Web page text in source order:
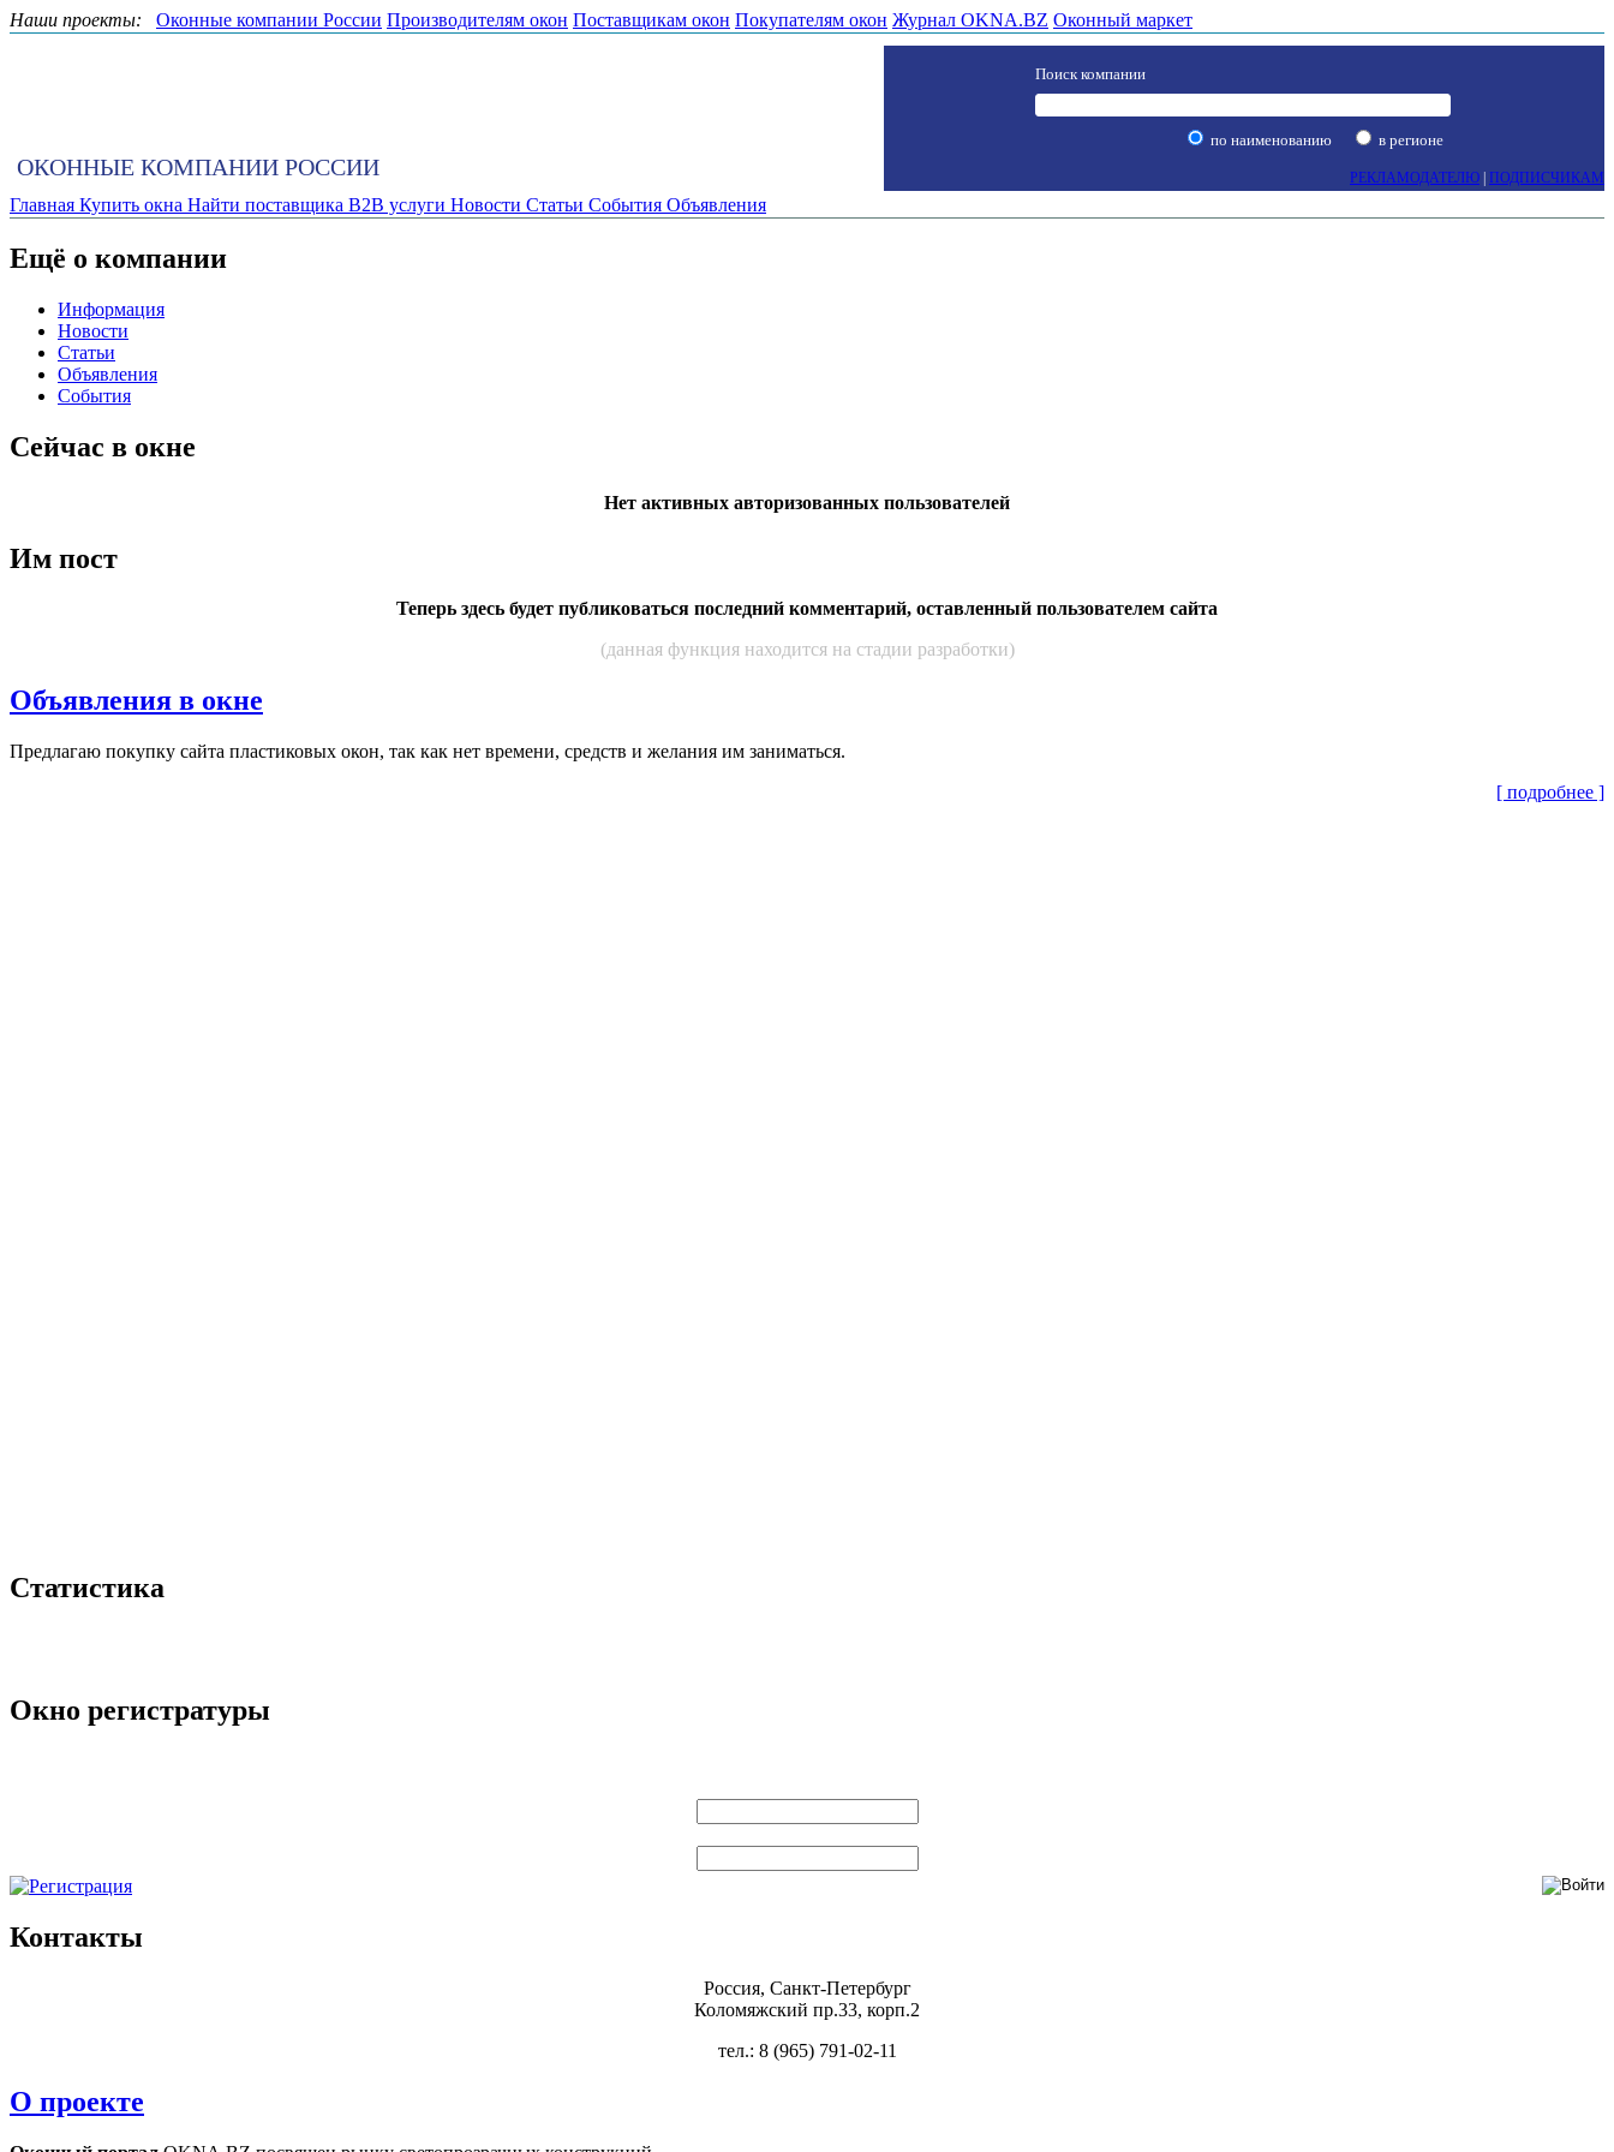
Наши проекты: Оконные компании России Производителям окон Поставщикам окон Покупателям окон Журнал OKNA.BZ Оконный маркет
ОКОННЫЕ КОМПАНИИ РОССИИ
Поиск компании
по наименованию в регионе
РЕКЛАМОДАТЕЛЮ ПОДПИСЧИКАМ
Главная Купить окна Найти поставщика B2B услуги Новости Статьи События Объявления
Ещё о компании
Информация
Новости
Статьи
Объявления
События
Сейчас в окне
Нет активных авторизованных пользователей
Им пост
Теперь здесь будет публиковаться последний комментарий, оставленный пользователем сайта
(данная функция находится на стадии разработки)
Объявления в окне
Пред­ла­гаю по­куп­ку сай­та плас­ти­ковых окон, так как нет вре­мени, средств и же­лания им за­нимать­ся.
[ подробнее ]
Статистика
Окно регистратуры
Контакты
Россия, Санкт-Петербург
Коломяжский пр.33, корп.2
тел.: 8 (965) 791-02-11
О проекте